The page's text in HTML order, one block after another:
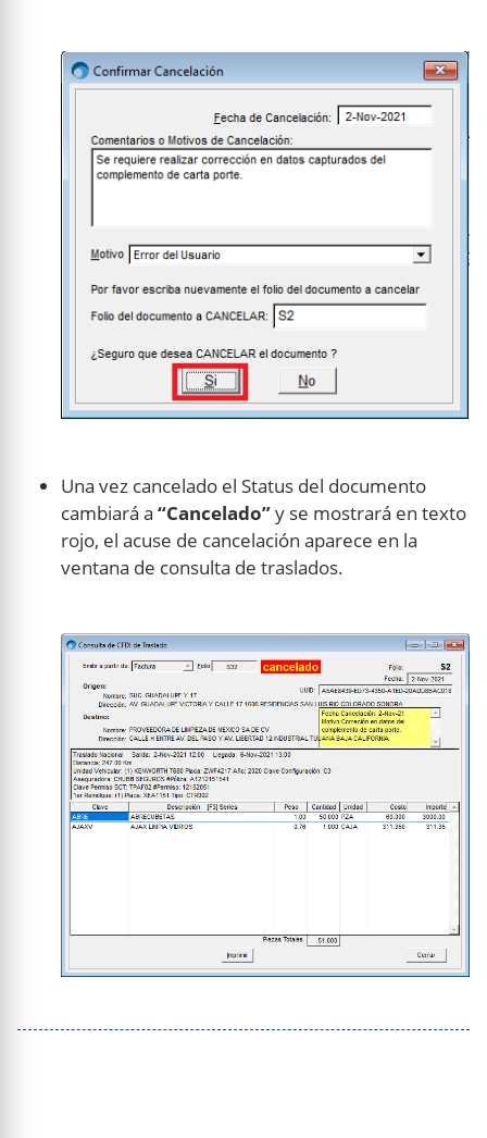
Una vez cancelado el Status del documento
cambiará a “Cancelado”y se mostrará en texto
rojo, el acuse de cancelación aparece en la
ventana de consulta de traslados.